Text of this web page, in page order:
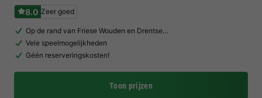
8.0 Zeer goed
Op de rand van Friese Wouden en Drentse…
Vele speelmogelijkheden
Géén reserveringskosten!
Toon prijzen